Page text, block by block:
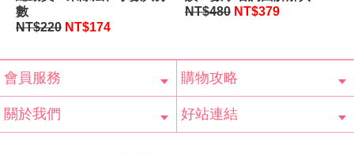
數
NT$220 NT$174
NT$480 NT$379
會員服務
會員辨法
客服信箱
隱私條款
網站導覽
購物攻略
常見問題
購物說明
訂單查詢
關於我們 好站連結